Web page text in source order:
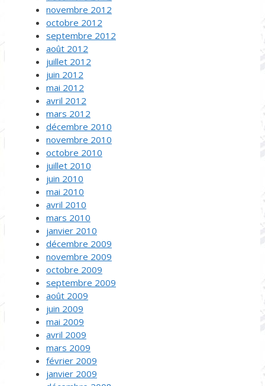
novembre 2012
octobre 2012
septembre 2012
août 2012
juillet 2012
juin 2012
mai 2012
avril 2012
mars 2012
décembre 2010
novembre 2010
octobre 2010
juillet 2010
juin 2010
mai 2010
avril 2010
mars 2010
janvier 2010
décembre 2009
novembre 2009
octobre 2009
septembre 2009
août 2009
juin 2009
mai 2009
avril 2009
mars 2009
février 2009
janvier 2009